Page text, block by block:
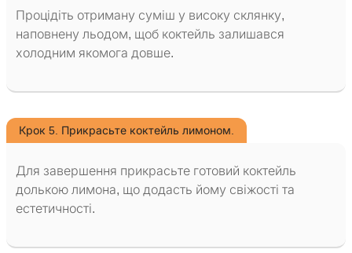
Процідіть отриману суміш у високу склянку,
наповнену льодом, щоб коктейль залишався
холодним якомога довше.
Крок 5. Прикрасьте коктейль лимоном.
Для завершення прикрасьте готовий коктейль
долькою лимона, що додасть йому свіжості та
естетичності.